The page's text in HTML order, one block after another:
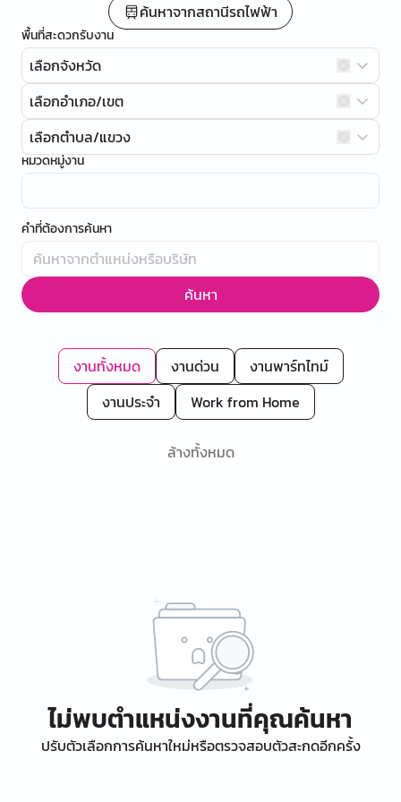
ค้นหาจากสถานีรถไฟฟ้า
พื้นที่สะดวกรับงาน
เลือกจังหวัด
เลือกอำเภอ/เขต
เลือกตำบล/แขวง
หมวดหมู่งาน
คำที่ต้องการค้นหา
ค้นหา
งานทั้งหมด งานด่วน
งานพาร์ทไทม์
งานประจำ
Work from Home
ล้างทั้งหมด
ไม่พบตำแหน่งงานที่คุณค้นหา
ปรับตัวเลือกการค้นหาใหม่หรือตรวจสอบตัวสะกดอีกครั้ง